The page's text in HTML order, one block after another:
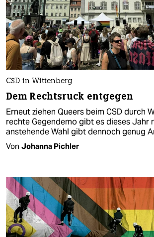
CSD in Wittenberg
Dem Rechtsruck entgegen
Erneut ziehen Queers beim CSD durch
rechte Gegendemo gibt es dieses Jahr
anstehende Wahl gibt dennoch genug
Von Johanna Pichler